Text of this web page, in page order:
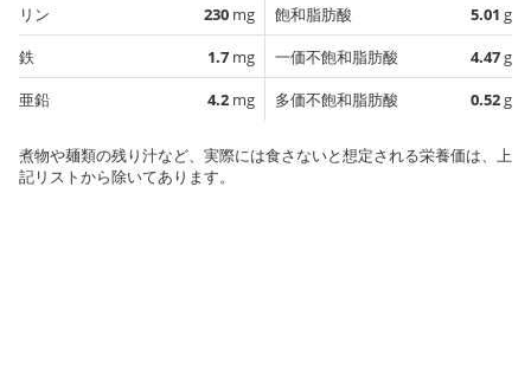
リン
230 mg
鉄
1.7 mg
亜鉛
4.2 mg
飽和脂肪酸
5.01 g
一価不飽和脂肪酸
4.47g
多価不飽和脂肪酸
0.52g
煮物や麺類の残り汁など、実際には食さないと想定される栄養価は、上
記リストから除いてあります。